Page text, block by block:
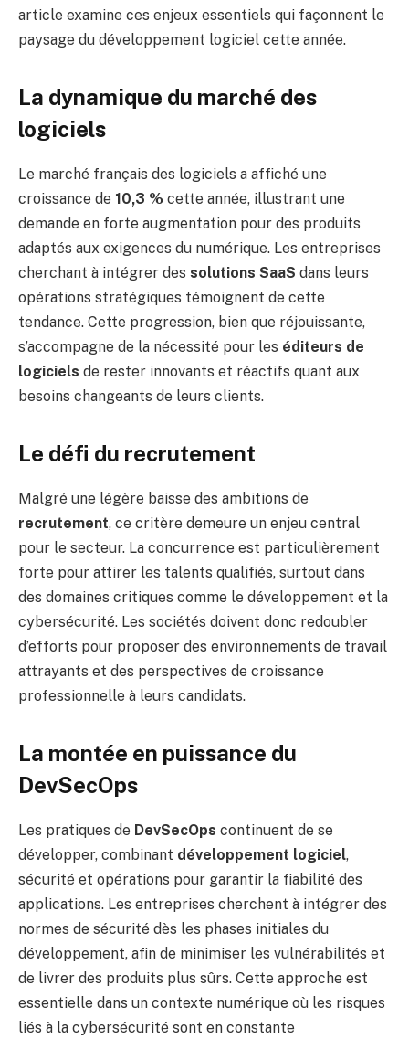
article examine ces enjeux essentiels qui façonnent le
paysage du développement logiciel cette année.
La dynamique du marché des
logiciels
Le marché français des logiciels a affiché une
croissance de 10,3 % cette année, illustrant une
demande en forte augmentation pour des produits
adaptés aux exigences du numérique. Les entreprises
cherchant à intégrer des solutions SaaS dans leurs
opérations stratégiques témoignent de cette
tendance. Cette progression, bien que réjouissante,
s’accompagne de la nécessité pour les éditeurs de
logiciels de rester innovants et réactifs quant aux
besoins changeants de leurs clients.
Le défi du recrutement
Malgré une légère baisse des ambitions de
recrutement, ce critère demeure un enjeu central
pour le secteur. La concurrence est particulièrement
forte pour attirer les talents qualifiés, surtout dans
des domaines critiques comme le développement et la
cybersécurité. Les sociétés doivent donc redoubler
d’efforts pour proposer des environnements de travail
attrayants et des perspectives de croissance
professionnelle à leurs candidats.
La montée en puissance du
DevSecOps
Les pratiques de DevSecOps continuent de se
développer, combinant développement logiciel,
sécurité et opérations pour garantir la fiabilité des
applications. Les entreprises cherchent à intégrer des
normes de sécurité dès les phases initiales du
développement, afin de minimiser les vulnérabilités et
de livrer des produits plus sûrs. Cette approche est
essentielle dans un contexte numérique où les risques
liés à la cybersécurité sont en constante